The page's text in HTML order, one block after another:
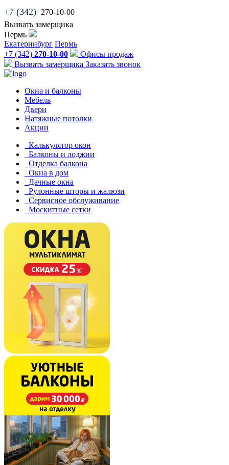
+7 (342) 270-10-00
Вызвать замерщика
Пермь
Екатеринбург Пермь
+7 (342) 270-10-00
Офисы продаж
Вызвать замерщика Заказать звонок
Окна и балконы
Мебель
Двери
Натяжные потолки
Акции
Калькулятор окон
Балконы и лоджии
Отделка балкона
Окна в дом
Дачные окна
Рулонные шторы и жалюзи
Сервисное обслуживание
Москитные сетки